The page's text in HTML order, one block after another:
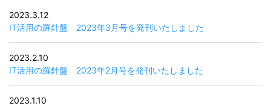
2023.3.12
IT活用の羅針盤 2023年3月号を発刊いたしました
2023.2.10
IT活用の羅針盤 2023年2月号を発刊いたしました
2023.1.10